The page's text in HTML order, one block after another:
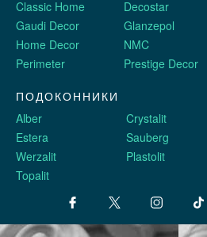
Classic Home Decostar
Gaudi Decor
Glanzepol
Home Decor
NMC
Perimeter
Prestige Decor
ПОДОКОННИКИ
Alber
Crystalit
Estera
Sauberg
Werzalit
Plastolit
Topalit